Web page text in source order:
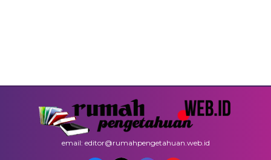
email: editor@rumahpengetahuan.web.id